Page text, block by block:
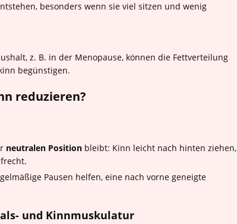
besonders wenn sie viel sitzen und wenig
z. B. in der Menopause, können die Fettverteilung
begünstigen.
reduzieren?
neutralen Position bleibt: Kinn leicht nach hinten ziehen,
Pausen helfen, eine nach vorne geneigte
und Kinnmuskulatur